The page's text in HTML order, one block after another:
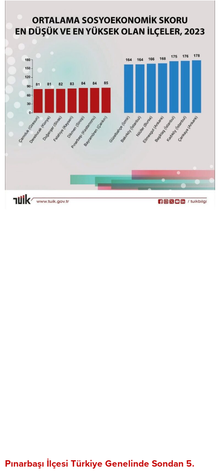
Pınarbaşı İlçesi Türkiye Genelinde Sondan 5.